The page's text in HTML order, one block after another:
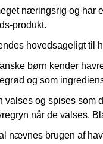
næringsrig og har
produkt.
hovedsageligt til
børn kender
og som
valses og spises som
når de valses.
nævnes brugen af